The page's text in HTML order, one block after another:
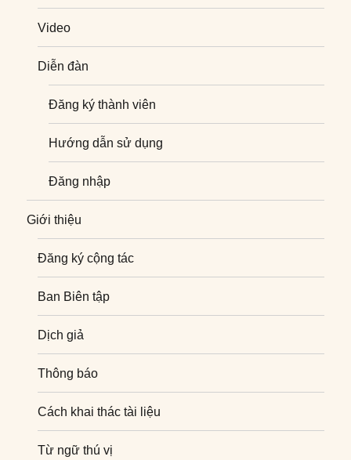
Video
Diễn đàn
Đăng ký thành viên
Hướng dẫn sử dụng
Đăng nhập
Giới thiệu
Đăng ký cộng tác
Ban Biên tập
Dịch giả
Thông báo
Cách khai thác tài liệu
Từ ngữ thú vị